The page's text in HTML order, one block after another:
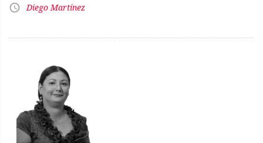
Diego Martínez